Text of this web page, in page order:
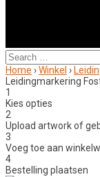
Search
for:
Home ›Winkel ›
Leidingmarkering
1
Kies opties
2
Upload artwork of
3
Voeg toe aan
4
Bestelling plaatsen